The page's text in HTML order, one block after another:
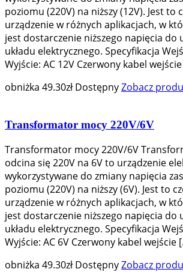
poziomu (220V) na niższy (12V). Jest to
urządzenie w różnych aplikacjach, w
jest dostarczenie niższego napięcia do
układu elektrycznego. Specyfikacja
Wyjście: AC 12V Czerwony kabel
obniżka 49.30zł DostępnyZobacz
Transformator mocy 220V/6V
Transformator mocy 220V/6V
odcina się 220V na 6V to urządzenie
wykorzystywane do zmiany napięcia
poziomu (220V) na niższy (6V). Jest to
urządzenie w różnych aplikacjach, w
jest dostarczenie niższego napięcia do
układu elektrycznego. Specyfikacja
Wyjście: AC 6V Czerwony kabel wejście
obniżka 49.30zł DostępnyZobacz